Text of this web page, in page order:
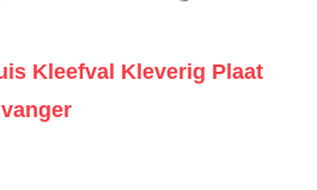
Kleefval Kleverig Plaat